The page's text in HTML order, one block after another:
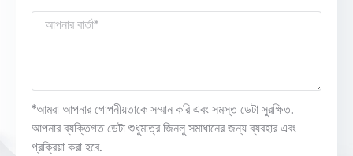
*আমরা আপনার গোপনীয়তাকে সম্মান করি এবং সমস্ত ডেটা সুরক্ষিত.
আপনার ব্যক্তিগত ডেটা শুধুমাত্র জিনলু সমাধানের জন্য ব্যবহার এবং
প্রক্রিয়া করা হবে.